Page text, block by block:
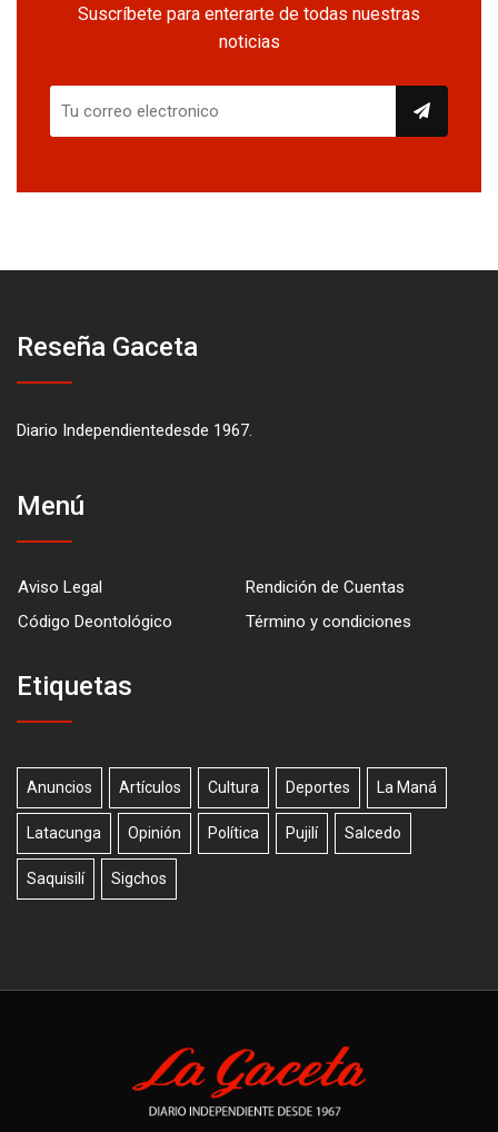
Suscríbete para enterarte de todas nuestras
noticias
Reseña Gaceta
Diario Independientedesde 1967.
Menú
Aviso Legal
Rendición de Cuentas
Código Deontológico
Término y condiciones
Etiquetas
Anuncios Artículos Cultura Deportes La Maná
Latacunga Opinión Política Pujilí Salcedo
Saquisilí Sigchos